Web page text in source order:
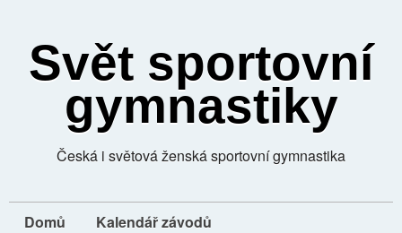
Svět sportovní
gymnastiky
Česká i světová ženská sportovní gymnastika
Domů
Kalendář závodů